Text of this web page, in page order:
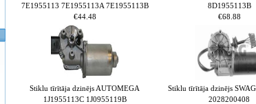
7E1955113 7E1955113A 7E1955113B
€44.48
8D1955113B
€68.88
Stiklu tīrītāja dzinējs AUTOMEGA
1J1955113C 1J0955119B
Stiklu tīrītāja dzinējs
2028200408